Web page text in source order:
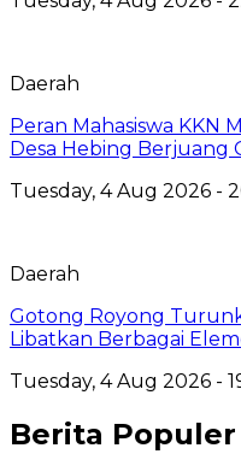
Daerah
Peran Mahasiswa KKN
Desa Hebing Berjuang
Tuesday, 4 Aug 2026 -
Daerah
Gotong Royong
Libatkan Berbagai
Tuesday, 4 Aug 2026 -
Berita Populer